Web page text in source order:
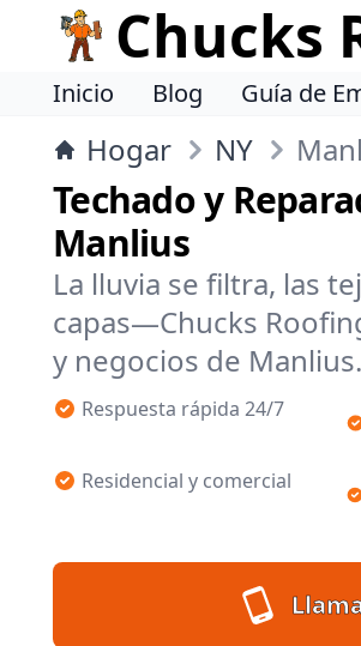
Chucks
Inicio Blog Guía de
Hogar NY
Techado y
Manlius
La lluvia se filtra, las
capas—Chucks
y negocios de
Respuesta rápida 24/7
Residencial y comercial